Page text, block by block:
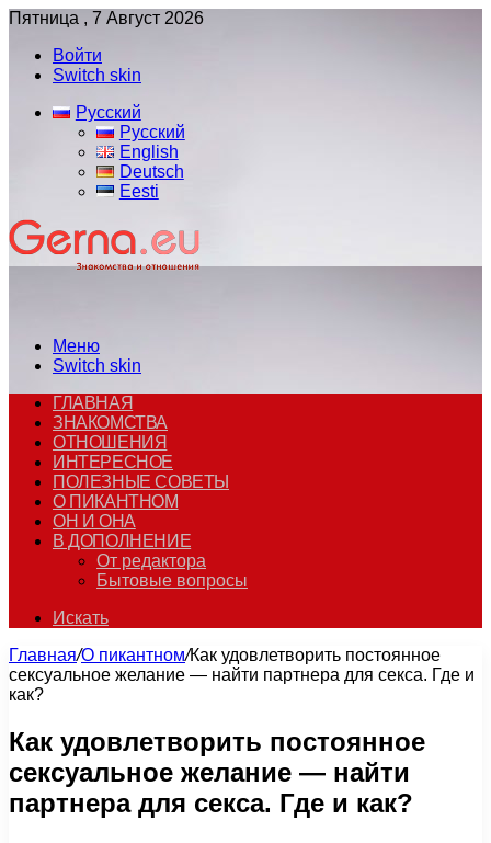
Пятница , 7 Август 2026
Войти
Switch skin
Русский
Русский
English
Deutsch
Eesti
Меню
Switch skin
ГЛАВНАЯ
ЗНАКОМСТВА
ОТНОШЕНИЯ
ИНТЕРЕСНОЕ
ПОЛЕЗНЫЕ СОВЕТЫ
О ПИКАНТНОМ
ОН И ОНА
В ДОПОЛНЕНИЕ
От редактора
Бытовые вопросы
Искать
Главная/О пикантном/Как удовлетворить постоянное
сексуальное желание — найти партнера для секса. Где и
как?
Как удовлетворить постоянное
сексуальное желание — найти
партнера для секса. Где и как?